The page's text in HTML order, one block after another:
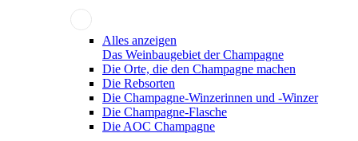
Alles anzeigen
Das Weinbaugebiet der Champagne
Die Orte, die den Champagne machen
Die Rebsorten
Die Champagne-Winzerinnen und -Winzer
Die Champagne-Flasche
Die AOC Champagne